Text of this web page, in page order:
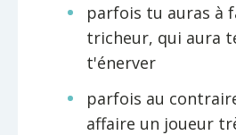
parfois tu auras à
tricheur, qui aura
t'énerver
parfois au
affaire un joueur